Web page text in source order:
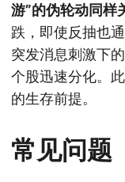
游”的伪轮动同样
跌，即使反抽也
突发消息刺激下
个股迅速分化。
的生存前提。
常见问题